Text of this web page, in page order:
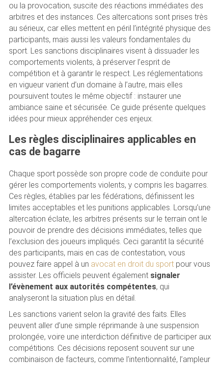
ou la provocation, suscite des réactions immédiates des
arbitres et des instances. Ces altercations sont prises très
au sérieux, car elles mettent en péril l’intégrité physique des
participants, mais aussi les valeurs fondamentales du
sport. Les sanctions disciplinaires visent à dissuader les
comportements violents, à préserver l’esprit de
compétition et à garantir le respect. Les réglementations
en vigueur varient d’un domaine à l’autre, mais elles
poursuivent toutes le même objectif : instaurer une
ambiance saine et sécurisée. Ce guide présente quelques
idées pour mieux appréhender ces enjeux.
Les règles disciplinaires applicables en
cas de bagarre
Chaque sport possède son propre code de conduite pour
gérer les comportements violents, y compris les bagarres.
Ces règles, établies par les fédérations, définissent les
limites acceptables et les punitions applicables. Lorsqu’une
altercation éclate, les arbitres présents sur le terrain ont le
pouvoir de prendre des décisions immédiates, telles que
l’exclusion des joueurs impliqués. Ceci garantit la sécurité
des participants, mais en cas de contestation, vous
pouvez faire appel à un avocat en droit du sportpour vous
assister. Les officiels peuvent égalementsignaler
l’évènement aux autorités compétentes, qui
analyseront la situation plus en détail.
Les sanctions varient selon la gravité des faits. Elles
peuvent aller d’une simple réprimande à une suspension
prolongée, voire une interdiction définitive de participer aux
compétitions. Ces décisions reposent souvent sur une
combinaison de facteurs, comme l’intentionnalité, l’ampleur